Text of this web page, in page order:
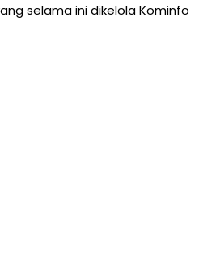
selama ini dikelola Kominfo